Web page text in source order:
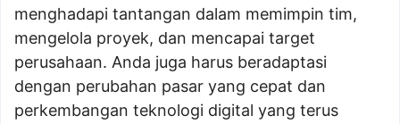
menghadapi tantangan dalam memimpin tim,
mengelola proyek, dan mencapai target
perusahaan. Anda juga harus beradaptasi
dengan perubahan pasar yang cepat dan
perkembangan teknologi digital yang terus